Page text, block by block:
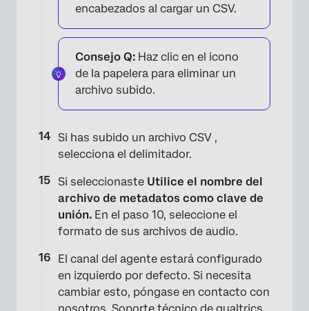
encabezados al cargar un CSV.
Consejo Q: Haz clic en el icono
de la papelera para eliminar un
archivo subido.
Si has subido un archivo CSV ,
selecciona el delimitador.
Si seleccionaste Utilice el nombre del
archivo de metadatos como clave de
unión. En el paso 10, seleccione el
formato de sus archivos de audio.
El canal del agente estará configurado
en izquierdo por defecto. Si necesita
cambiar esto, póngase en contacto con